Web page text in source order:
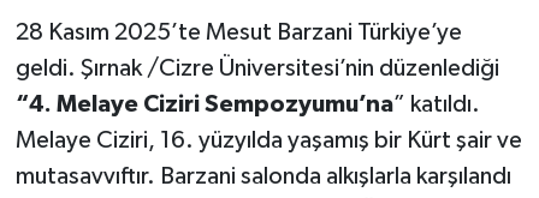
28 Kasım 2025’te Mesut Barzani Türkiye’ye
geldi. Şırnak /Cizre Üniversitesi’nin düzenlediği
“4. Melaye Ciziri Sempozyumu’na” katıldı.
Melaye Ciziri, 16. yüzyılda yaşamış bir Kürt şair ve
mutasavvıftır. Barzani salonda alkışlarla karşılandı